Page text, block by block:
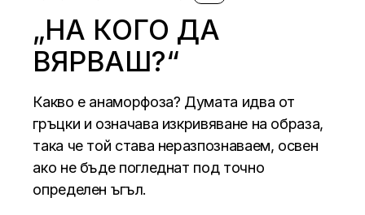
„НА КОГО ДА
ВЯРВАШ?“
Какво е анаморфоза? Думата идва от
гръцки и означава изкривяване на образа,
така че той става неразпознаваем, освен
ако не бъде погледнат под точно
определен ъгъл.